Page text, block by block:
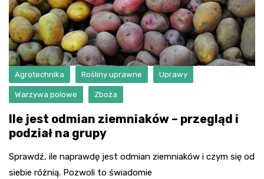
Agrotechnika Rośliny uprawne Uprawy
Warzywa polowe Zboża
Ile jest odmian ziemniaków – przegląd i
podział na grupy
Sprawdź, ile naprawdę jest odmian ziemniaków i czym się od
siebie różnią. Pozwoli to świadomie